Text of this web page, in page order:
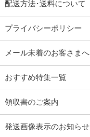
配送方法･送料について
プライバシーポリシー
メール未着のお客さまへ
おすすめ特集一覧
領収書のご案内
発送画像表示のお知らせ